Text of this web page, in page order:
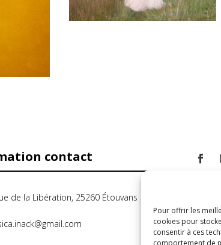
Pour offrir les
cookies pour
consentir à ces
comportement de
contact
de la Libération, 25260 Étouvans